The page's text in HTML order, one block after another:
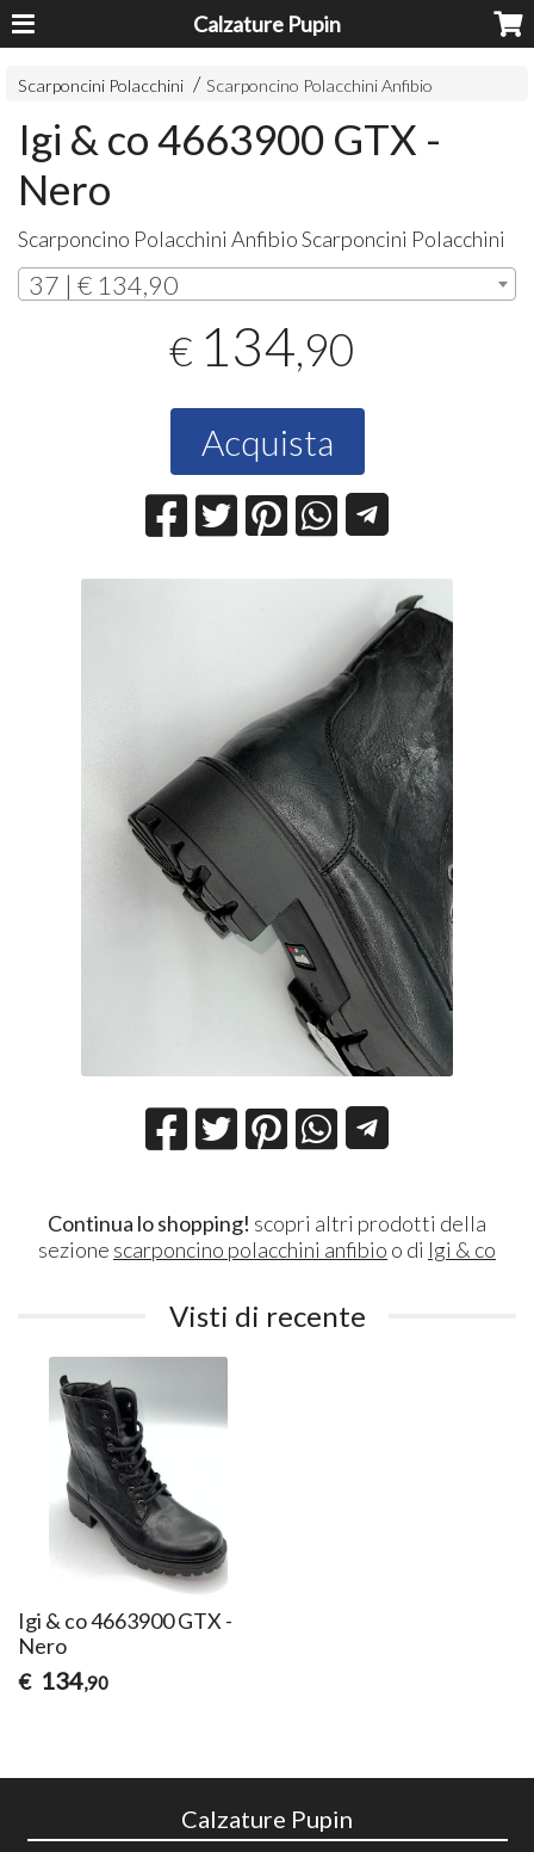
Calzature Pupin
Scarponcini Polacchini Scarponcino Polacchini Anfibio
Igi & co 4663900 GTX -
Nero
Scarponcino Polacchini Anfibio Scarponcini Polacchini
37 | € 134,90
€ 134,90
Acquista
Continua lo shopping! scopri altri prodotti della
sezione scarponcino polacchini anfibio o di Igi & co
Visti di recente
Igi & co 4663900 GTX -
Nero
€ 134,90
Calzature Pupin